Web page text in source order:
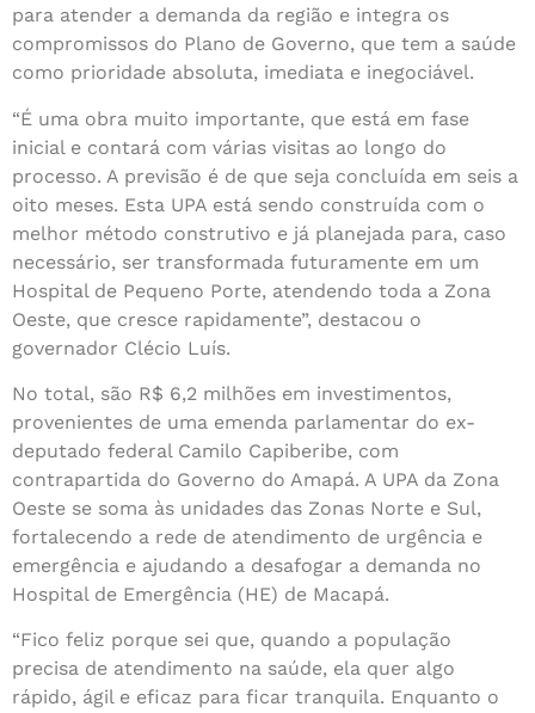
para atender a demanda da região e integra os
compromissos do Plano de Governo, que tem a saúde
como prioridade absoluta, imediata e inegociável.
“É uma obra muito importante, que está em fase
inicial e contará com várias visitas ao longo do
processo. A previsão é de que seja concluída em seis a
oito meses. Esta UPA está sendo construída com o
melhor método construtivo e já planejada para, caso
necessário, ser transformada futuramente em um
Hospital de Pequeno Porte, atendendo toda a Zona
Oeste, que cresce rapidamente”, destacou o
governador Clécio Luís.
No total, são R$ 6,2 milhões em investimentos,
provenientes de uma emenda parlamentar do ex-
deputado federal Camilo Capiberibe, com
contrapartida do Governo do Amapá. A UPA da Zona
Oeste se soma às unidades das Zonas Norte e Sul,
fortalecendo a rede de atendimento de urgência e
emergência e ajudando a desafogar a demanda no
Hospital de Emergência (HE) de Macapá.
“Fico feliz porque sei que, quando a população
precisa de atendimento na saúde, ela quer algo
rápido, ágil e eficaz para ficar tranquila. Enquanto o